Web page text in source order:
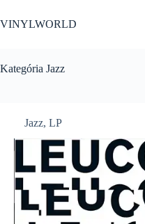
to
content
VINYLWORLD
Kategória Jazz
Jazz, LP